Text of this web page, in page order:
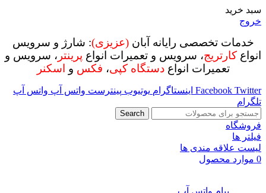
سبد خرید
خروج
خدمات تخصصی رایانه آبان (عزیزی): شارژ و سرویس
انواع کارتریج، سرویس و تعمیرات انواع پرینتر ، سرویس و
تعمیرات انواعدستگاه کپی، فکس و اسکنر
Facebook Twitter اینستاگرام یوتیوب پینترست واتس آپ واتس آپ
تلگرام
Search
فروشگاه
فیلتر ها
لیست علاقه مندی ها
0 موارد محصول